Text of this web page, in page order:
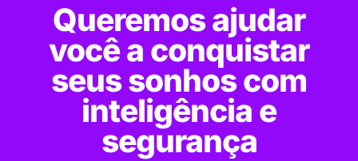
Queremos ajudar
você a conquistar
seus sonhos com
inteligência e
segurança